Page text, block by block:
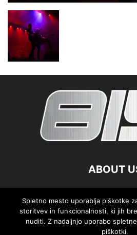
ABOUT
FOLLOW
Spletno mesto uporablja piškotke
storitvev in funkcionalnosti, ki jih
nuditi. Z nadaljnjo uporabo
piškotki.